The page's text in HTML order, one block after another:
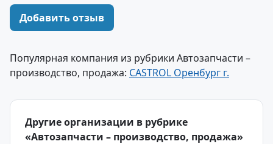
Добавить отзыв
Популярная компания из рубрики Автозапчасти –
производство, продажа: CASTROL Оренбург г.
Другие организации в рубрике
«Автозапчасти – производство, продажа»